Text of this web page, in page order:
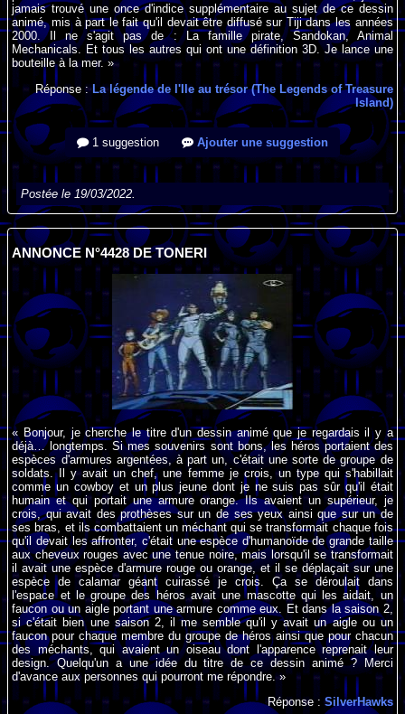
jamais trouvé une once d'indice supplémentaire au sujet de ce dessin
animé, mis à part le fait qu'il devait être diffusé sur Tiji dans les années
2000. Il ne s'agit pas de : La famille pirate, Sandokan, Animal
Mechanicals. Et tous les autres qui ont une définition 3D. Je lance une
bouteille à la mer. »
Réponse : La légende de l'Ile au trésor (The Legends of Treasure
Island)
1 suggestion Ajouter une suggestion
Postée le 19/03/2022.
ANNONCE N°4428 DE TONERI
« Bonjour, je cherche le titre d'un dessin animé que je regardais il y a
déjà… longtemps. Si mes souvenirs sont bons, les héros portaient des
espèces d'armures argentées, à part un, c'était une sorte de groupe de
soldats. Il y avait un chef, une femme je crois, un type qui s'habillait
comme un cowboy et un plus jeune dont je ne suis pas sûr qu'il était
humain et qui portait une armure orange. Ils avaient un supérieur, je
crois, qui avait des prothèses sur un de ses yeux ainsi que sur un de
ses bras, et ils combattaient un méchant qui se transformait chaque fois
qu'il devait les affronter, c'était une espèce d'humanoïde de grande taille
aux cheveux rouges avec une tenue noire, mais lorsqu'il se transformait
il avait une espèce d'armure rouge ou orange, et il se déplaçait sur une
espèce de calamar géant cuirassé je crois. Ça se déroulait dans
l'espace et le groupe des héros avait une mascotte qui les aidait, un
faucon ou un aigle portant une armure comme eux. Et dans la saison 2,
si c'était bien une saison 2, il me semble qu'il y avait un aigle ou un
faucon pour chaque membre du groupe de héros ainsi que pour chacun
des méchants, qui avaient un oiseau dont l'apparence reprenait leur
design. Quelqu'un a une idée du titre de ce dessin animé ? Merci
d'avance aux personnes qui pourront me répondre. »
Réponse : SilverHawks